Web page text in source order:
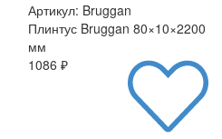
Артикул: Bruggan
Плинтус Bruggan 80×10×2200
мм
1086 ₽